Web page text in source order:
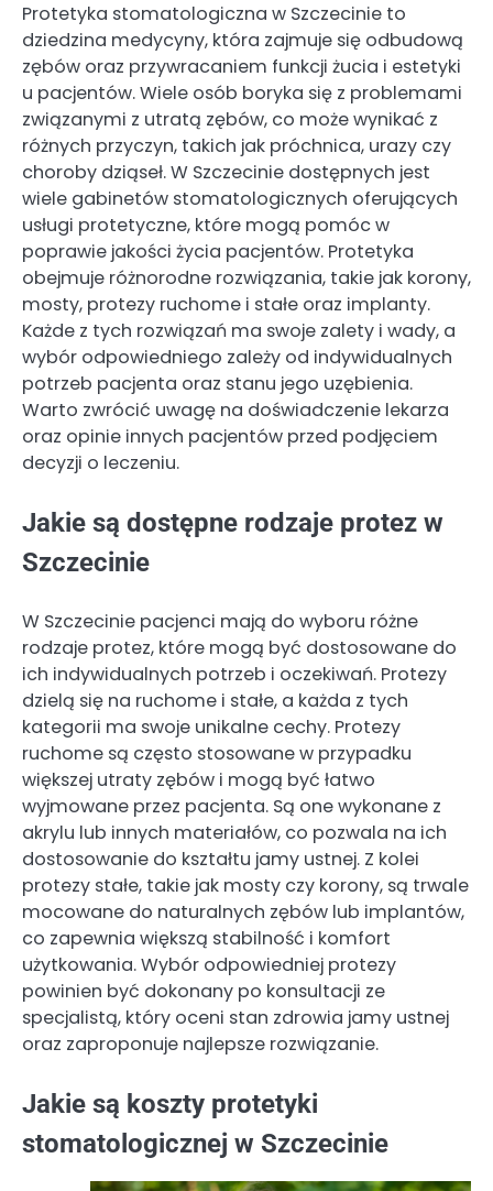
Protetyka stomatologiczna w Szczecinie to
dziedzina medycyny, która zajmuje się odbudową
zębów oraz przywracaniem funkcji żucia i estetyki
u pacjentów. Wiele osób boryka się z problemami
związanymi z utratą zębów, co może wynikać z
różnych przyczyn, takich jak próchnica, urazy czy
choroby dziąseł. W Szczecinie dostępnych jest
wiele gabinetów stomatologicznych oferujących
usługi protetyczne, które mogą pomóc w
poprawie jakości życia pacjentów. Protetyka
obejmuje różnorodne rozwiązania, takie jak korony,
mosty, protezy ruchome i stałe oraz implanty.
Każde z tych rozwiązań ma swoje zalety i wady, a
wybór odpowiedniego zależy od indywidualnych
potrzeb pacjenta oraz stanu jego uzębienia.
Warto zwrócić uwagę na doświadczenie lekarza
oraz opinie innych pacjentów przed podjęciem
decyzji o leczeniu.
Jakie są dostępne rodzaje protez w
Szczecinie
W Szczecinie pacjenci mają do wyboru różne
rodzaje protez, które mogą być dostosowane do
ich indywidualnych potrzeb i oczekiwań. Protezy
dzielą się na ruchome i stałe, a każda z tych
kategorii ma swoje unikalne cechy. Protezy
ruchome są często stosowane w przypadku
większej utraty zębów i mogą być łatwo
wyjmowane przez pacjenta. Są one wykonane z
akrylu lub innych materiałów, co pozwala na ich
dostosowanie do kształtu jamy ustnej. Z kolei
protezy stałe, takie jak mosty czy korony, są trwale
mocowane do naturalnych zębów lub implantów,
co zapewnia większą stabilność i komfort
użytkowania. Wybór odpowiedniej protezy
powinien być dokonany po konsultacji ze
specjalistą, który oceni stan zdrowia jamy ustnej
oraz zaproponuje najlepsze rozwiązanie.
Jakie są koszty protetyki
stomatologicznej w Szczecinie